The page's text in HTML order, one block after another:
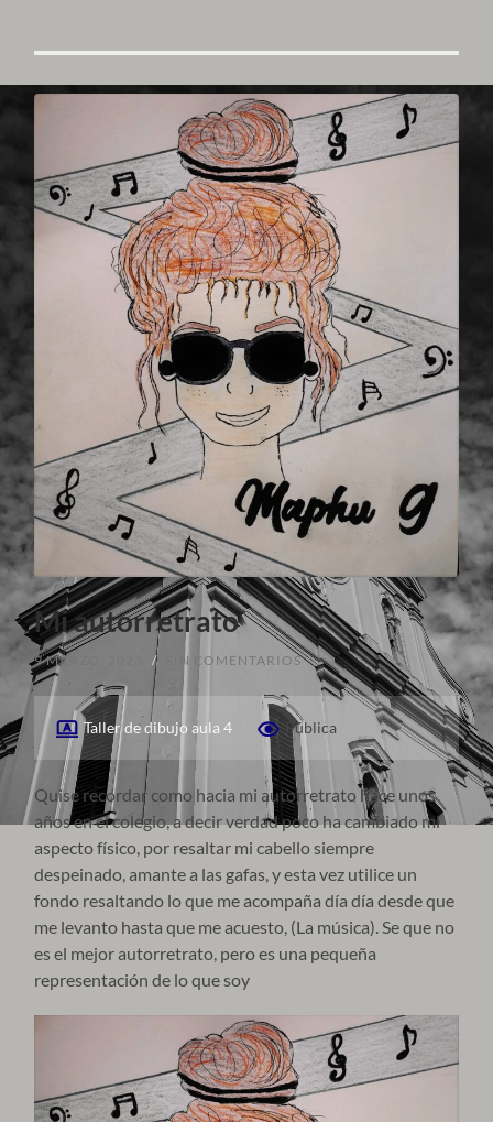
Mi autorretrato
9 MARZO, 2023 / SIN COMENTARIOS
Taller de dibujo aula 4 Pública
Quise recordar como hacia mi autorretrato hace unos
años en el colegio, a decir verdad poco ha cambiado mi
aspecto físico, por resaltar mi cabello siempre
despeinado, amante a las gafas, y esta vez utilice un
fondo resaltando lo que me acompaña día día desde que
me levanto hasta que me acuesto, (La música). Se que no
es el mejor autorretrato, pero es una pequeña
representación de lo que soy